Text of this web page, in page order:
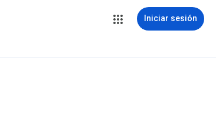
Iniciar sesión